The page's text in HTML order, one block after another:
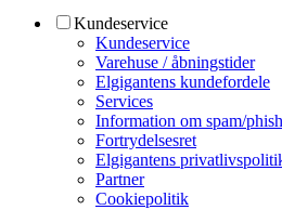
Kundeservice
Kundeservice
Varehuse / åbningstider
Elgigantens kundefordele
Services
Information om spam/
Fortrydelsesret
Elgigantens
Partner
Cookiepolitik